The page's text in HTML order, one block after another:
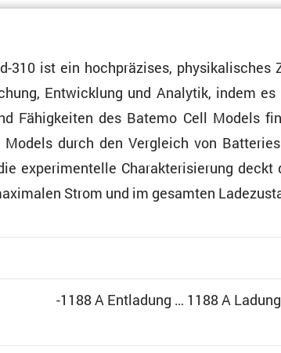
310 ist ein hochprä­zises, physi­ka­li­sches
Entwick­lung und Analytik, indem
Fähig­keiten des Batemo Cell Models
durch den Vergleich von
experi­men­telle Charak­te­ri­sie­rung deckt
Strom und im gesamten
-1188 A Entla­dung … 1188 A